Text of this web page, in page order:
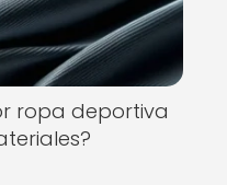
ropa deportiva